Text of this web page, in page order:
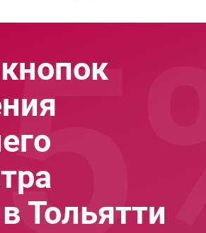
Тольятти